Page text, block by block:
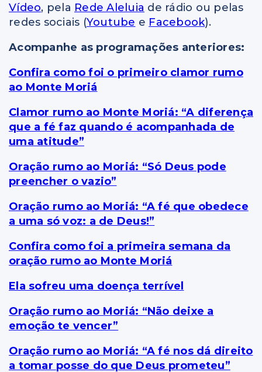
Vídeo, pela Rede Aleluia de rádio ou pelas
redes sociais (Youtube e Facebook).
Acompanhe as programações anteriores:
Confira como foi o primeiro clamor rumo
ao Monte Moriá
Clamor rumo ao Monte Moriá: “A diferença
que a fé faz quando é acompanhada de
uma atitude”
Oração rumo ao Moriá: “Só Deus pode
preencher o vazio”
Oração rumo ao Moriá: “A fé que obedece
a uma só voz: a de Deus!”
Confira como foi a primeira semana da
oração rumo ao Monte Moriá
Ela sofreu uma doença terrível
Oração rumo ao Moriá: “Não deixe a
emoção te vencer”
Oração rumo ao Moriá: “A fé nos dá direito
a tomar posse do que Deus prometeu”